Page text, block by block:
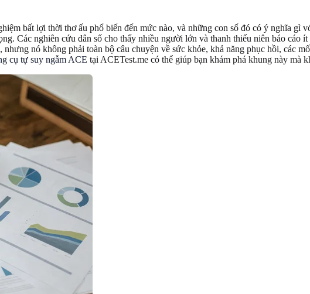
bất lợi thời thơ ấu phổ biến đến mức nào, và những con số đó có ý nghĩa gì
Các nghiên cứu dân số cho thấy nhiều người lớn và thanh thiếu niên báo cáo
nó không phải toàn bộ câu chuyện về sức khỏe, khả năng phục hồi, các
cụ tự suy ngẫm ACE tại ACETest.me có thể giúp bạn khám phá khung này mà